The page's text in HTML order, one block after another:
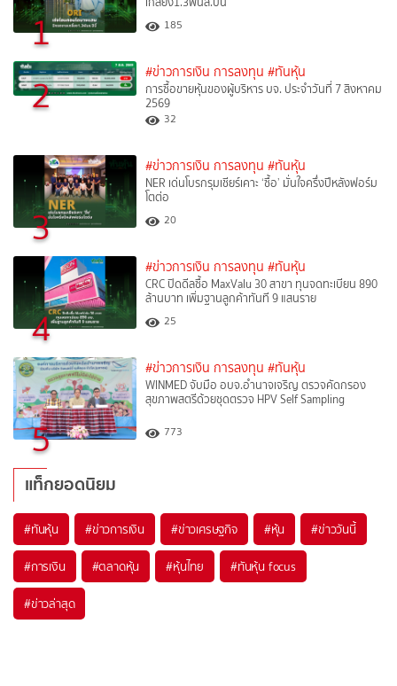
1 185
2 #ข่าวการเงิน การลงทุน #ทันหุ้น
การซื้อขายหุ้นของผู้บริหาร บจ. ประจำวันที่ 7 สิงหาคม
2569
32
3
#ข่าวการเงิน การลงทุน #ทันหุ้น
NER เด่นโบรกรุมเชียร์เคาะ ‘ซื้อ’ มั่นใจครึ่งปีหลังฟอร์ม
โตต่อ
20
4
#ข่าวการเงิน การลงทุน #ทันหุ้น
CRC ปิดดีลซื้อ MaxValu 30 สาขา ทุนจดทะเบียน 890
ล้านบาท เพิ่มฐานลูกค้าทันที 9 แสนราย
25
5
#ข่าวการเงิน การลงทุน #ทันหุ้น
WINMED จับมือ อบจ.อำนาจเจริญ ตรวจคัดกรอง
สุขภาพสตรีด้วยชุดตรวจ HPV Self Sampling
773
แท็กยอดนิยม
#ทันหุ้น #ข่าวการเงิน #ข่าวเศรษฐกิจ #หุ้น #ข่าววันนี้
#การเงิน #ตลาดหุ้น #หุ้นไทย #ทันหุ้น focus
#ข่าวล่าสุด